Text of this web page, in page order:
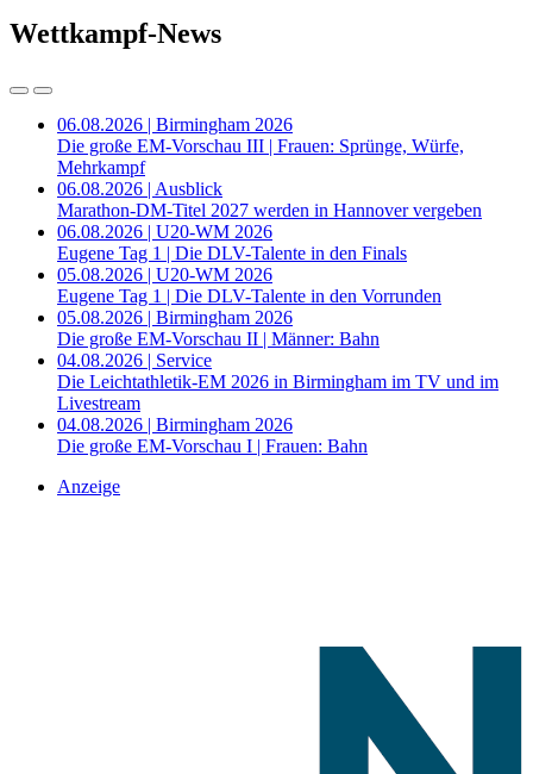
Wettkampf-News
06.08.2026 | Birmingham 2026
Die große EM-Vorschau III | Frauen: Sprünge, Würfe,
Mehrkampf
06.08.2026 | Ausblick
Marathon-DM-Titel 2027 werden in Hannover vergeben
06.08.2026 | U20-WM 2026
Eugene Tag 1 | Die DLV-Talente in den Finals
05.08.2026 | U20-WM 2026
Eugene Tag 1 | Die DLV-Talente in den Vorrunden
05.08.2026 | Birmingham 2026
Die große EM-Vorschau II | Männer: Bahn
04.08.2026 | Service
Die Leichtathletik-EM 2026 in Birmingham im TV und im
Livestream
04.08.2026 | Birmingham 2026
Die große EM-Vorschau I | Frauen: Bahn
Anzeige